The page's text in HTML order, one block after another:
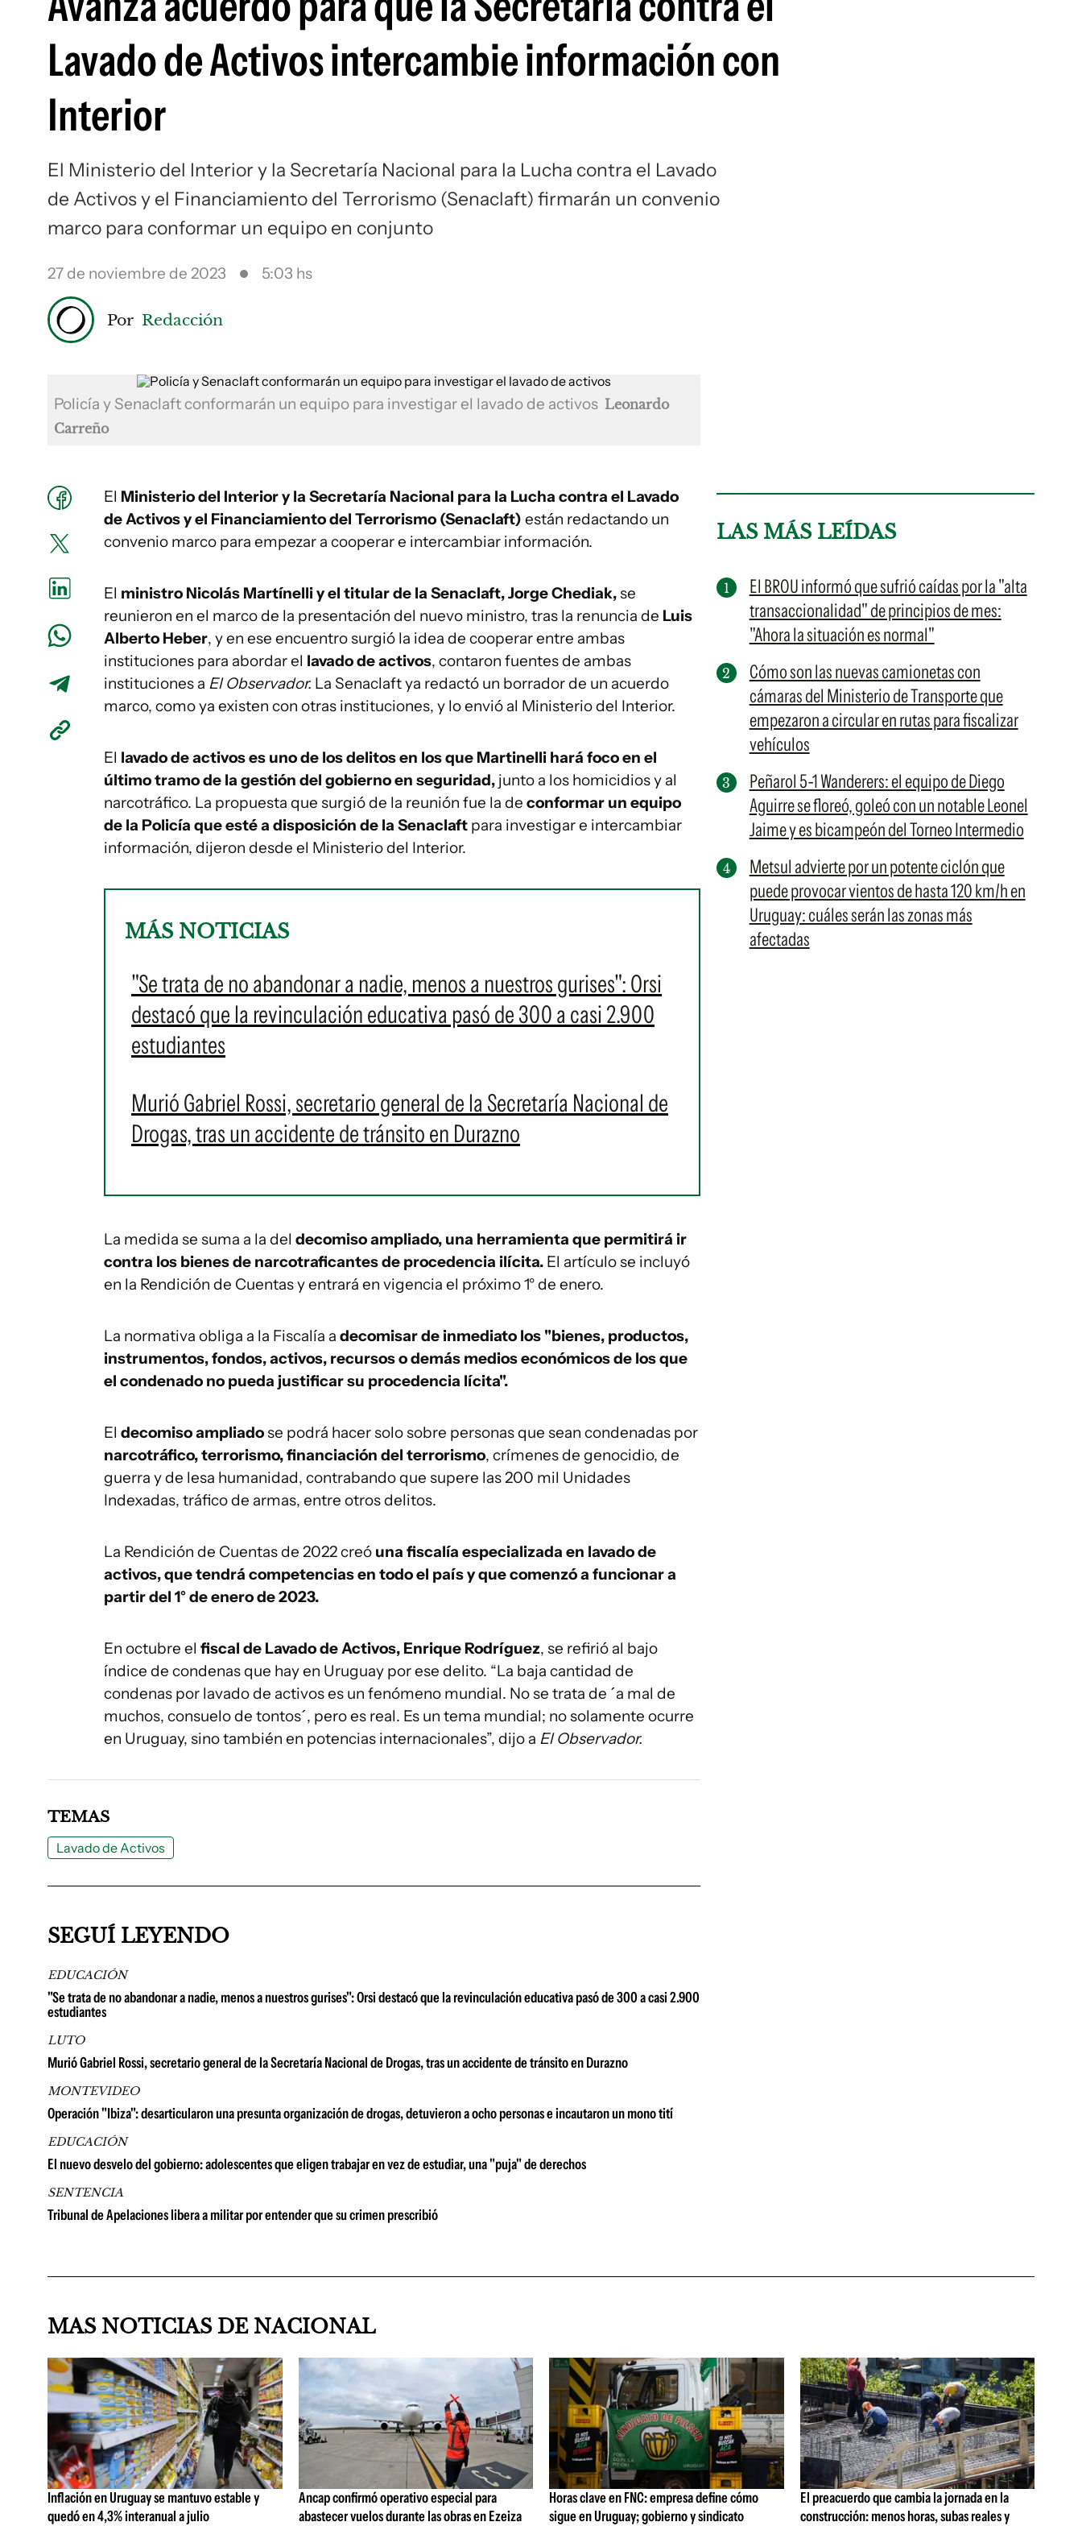
Lavado de Activos intercambie información con
Interior
El Ministerio del Interior y la Secretaría Nacional para la Lucha contra el Lavado
de Activos y el Financiamiento del Terrorismo (Senaclaft) firmarán un convenio
marco para conformar un equipo en conjunto
27 de noviembre de 2023 5:03 hs
Por Redacción
Policía y Senaclaft conformarán un equipo para investigar el lavado de activos Leonardo
Carreño
El Ministerio del Interior y la Secretaría Nacional para la Lucha contra el Lavado
de Activos y el Financiamiento del Terrorismo (Senaclaft) están redactando un
convenio marco para empezar a cooperar e intercambiar información.
El ministro Nicolás Martínelli y el titular de la Senaclaft, Jorge Chediak,se
reunieron en el marco de la presentación del nuevo ministro, tras la renuncia de Luis
Alberto Heber, y en ese encuentro surgió la idea de cooperar entre ambas
instituciones para abordar el lavado de activos, contaron fuentes de ambas
instituciones a El Observador. La Senaclaft ya redactó un borrador de un acuerdo
marco, como ya existen con otras instituciones, y lo envió al Ministerio del Interior.
El lavado de activos es uno de los delitos en los que Martinelli hará foco en el
último tramo de la gestión del gobierno en seguridad, junto a los homicidios y al
narcotráfico. La propuesta que surgió de la reunión fue la de conformar un equipo
de la Policía que esté a disposición de la Senaclaft para investigar e intercambiar
información, dijeron desde el Ministerio del Interior.
MÁS NOTICIAS
"Se trata de no abandonar a nadie, menos a nuestros gurises": Orsi
destacó que la revinculación educativa pasó de 300 a casi 2.900
estudiantes
Murió Gabriel Rossi, secretario general de la Secretaría Nacional de
Drogas, tras un accidente de tránsito en Durazno
La medida se suma a la del decomiso ampliado, una herramienta que permitirá ir
contra los bienes de narcotraficantes de procedencia ilícita. El artículo se incluyó
en la Rendición de Cuentas y entrará en vigencia el próximo 1° de enero.
La normativa obliga a la Fiscalía a decomisar de inmediato los "bienes, productos,
instrumentos, fondos, activos, recursos o demás medios económicos de los que
el condenado no pueda justificar su procedencia lícita".
El decomiso ampliadose podrá hacer solo sobre personas que sean condenadas por
narcotráfico, terrorismo, financiación del terrorismo, crímenes de genocidio, de
guerra y de lesa humanidad, contrabando que supere las 200 mil Unidades
Indexadas, tráfico de armas, entre otros delitos.
La Rendición de Cuentas de 2022 creó una fiscalía especializada en lavado de
activos, que tendrá competencias en todo el país y que comenzó a funcionar a
partir del 1° de enero de 2023.
En octubre el fiscal de Lavado de Activos, Enrique Rodríguez, se refirió al bajo
índice de condenas que hay en Uruguay por ese delito. “La baja cantidad de
condenas por lavado de activos es un fenómeno mundial. No se trata de ´a mal de
muchos, consuelo de tontos´, pero es real. Es un tema mundial; no solamente ocurre
en Uruguay, sino también en potencias internacionales”, dijo a El Observador.
LAS MÁS LEÍDAS
El BROU informó que sufrió caídas por la "alta
transaccionalidad" de principios de mes:
"Ahora la situación es normal"
Cómo son las nuevas camionetas con
cámaras del Ministerio de Transporte que
empezaron a circular en rutas para fiscalizar
vehículos
Peñarol 5-1 Wanderers: el equipo de Diego
Aguirre se floreó, goleó con un notable Leonel
Jaime y es bicampeón del Torneo Intermedio
Metsul advierte por un potente ciclón que
puede provocar vientos de hasta 120 km/h en
Uruguay: cuáles serán las zonas más
afectadas
TEMAS
Lavado de Activos
SEGUÍ LEYENDO
EDUCACIÓN
"Se trata de no abandonar a nadie, menos a nuestros gurises": Orsi destacó que la revinculación educativa pasó de 300 a casi 2.900
estudiantes
LUTO
Murió Gabriel Rossi, secretario general de la Secretaría Nacional de Drogas, tras un accidente de tránsito en Durazno
MONTEVIDEO
Operación "Ibiza": desarticularon una presunta organización de drogas, detuvieron a ocho personas e incautaron un mono tití
EDUCACIÓN
El nuevo desvelo del gobierno: adolescentes que eligen trabajar en vez de estudiar, una "puja" de derechos
SENTENCIA
Tribunal de Apelaciones libera a militar por entender que su crimen prescribió
MAS NOTICIAS DE NACIONAL
Inflación en Uruguay se mantuvo estable y
quedó en 4,3% interanual a julio
Ancap confirmó operativo especial para
abastecer vuelos durante las obras en Ezeiza
Horas clave en FNC: empresa define cómo
sigue en Uruguay; gobierno y sindicato
El preacuerdo que cambia la jornada en la
construcción: menos horas, subas reales y